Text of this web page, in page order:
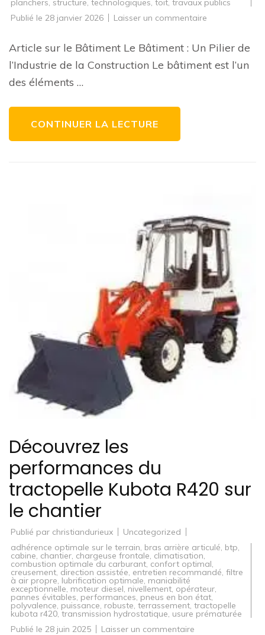
planchers, structure, technologiques, toit, travaux publics
Publié le 28 janvier 2026 Laisser un commentaire
Les
merveilles
du
Article sur le Bâtiment Le Bâtiment : Un Pilier de
l’Industrie de la Construction Le bâtiment est l’un
des éléments …
CONTINUER LA LECTURE
Découvrez les
performances du
tractopelle Kubota R420 sur
le chantier
Publié par christiandurieux
Uncategorized
adhérence optimale sur le terrain, bras arrière articulé, btp,
cabine, chantier, chargeuse frontale, climatisation,
combustion optimale du carburant, confort optimal,
creusement, direction assistée, entretien recommandé, filtre
à air propre, lubrification optimale, maniabilité
exceptionnelle, moteur diesel, nivellement, opérateur,
pannes évitables, performances, pneus en bon état,
polyvalence, puissance, robuste, terrassement, tractopelle
kubota r420, transmission hydrostatique, usure prématurée
Publié le 28 juin 2025 Laisser un commentaire